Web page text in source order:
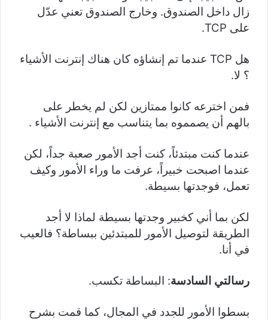
زال داخل الصندوق. وخارج الصندوق تعني عدّل
على TCP.
هل TCP عندما تم إنشاؤه كان هناك إنترنت الأشياء
؟ لا.
فمن اخترعه كانوا ممتازين لكن لم يخطر على
بالهم أن يصمموه بما يتناسب مع إنترنت الأشياء .
عندما كنت مبتدئاً، كنت أجد الأمور صعبة جداً، لكن
عندما اصبحت خبيراً، عرفت ما وراء الأمور وكيف
تعمل، فوجدتها بسيطة.
لكن بما أني كخبير وجدتها بسيطة لماذا لا أجد
الطريقة لتوصيل الأمور للمبتدئين ببساطة؟ فالعيب
في أنا.
رسالتي السادسة: البساطة تكسب.
بسطوا الأمور للجدد في المجال، كما قمت بشرح